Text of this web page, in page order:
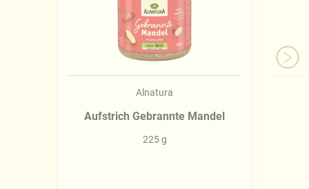
Alnatura
Aufstrich Gebrannte Mandel
225 g